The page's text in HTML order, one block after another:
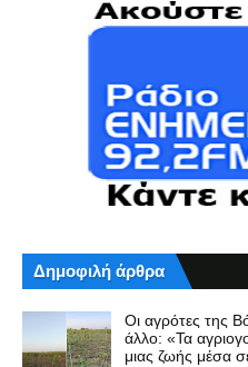
Δημοφιλή άρθρα
Οι αγρότες της
άλλο: «Τα
μιας ζωής μέσα